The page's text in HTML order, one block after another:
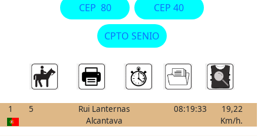
CEP 80 CEP 40
CPTO SENIO
1 5
Rui Lanternas
Alcantava
08:19:33
19,22
Km/h.